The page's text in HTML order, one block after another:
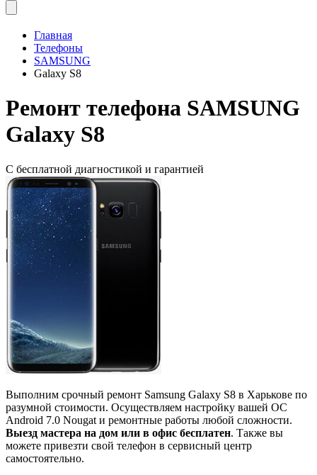
Главная
Телефоны
SAMSUNG
Galaxy S8
Ремонт телефона SAMSUNG
Galaxy S8
С бесплатной диагностикой и гарантией
Выполним срочный ремонт Samsung Galaxy S8 в Харькове по
разумной стоимости. Осуществляем настройку вашей ОС
Android 7.0 Nougat и ремонтные работы любой сложности.
Выезд мастера на дом или в офис бесплатен. Также вы
можете привезти свой телефон в сервисный центр
самостоятельно.